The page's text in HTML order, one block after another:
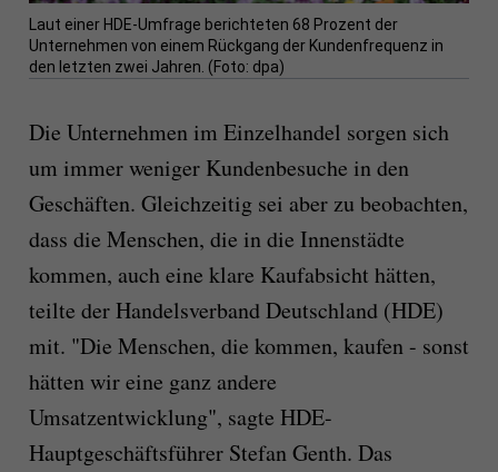
Laut einer HDE-Umfrage berichteten 68 Prozent der
Unternehmen von einem Rückgang der Kundenfrequenz in
den letzten zwei Jahren. (Foto: dpa)
Die Unternehmen im Einzelhandel sorgen sich
um immer weniger Kundenbesuche in den
Geschäften. Gleichzeitig sei aber zu beobachten,
dass die Menschen, die in die Innenstädte
kommen, auch eine klare Kaufabsicht hätten,
teilte der Handelsverband Deutschland (HDE)
mit. "Die Menschen, die kommen, kaufen - sonst
hätten wir eine ganz andere
Umsatzentwicklung", sagte HDE-
Hauptgeschäftsführer Stefan Genth. Das